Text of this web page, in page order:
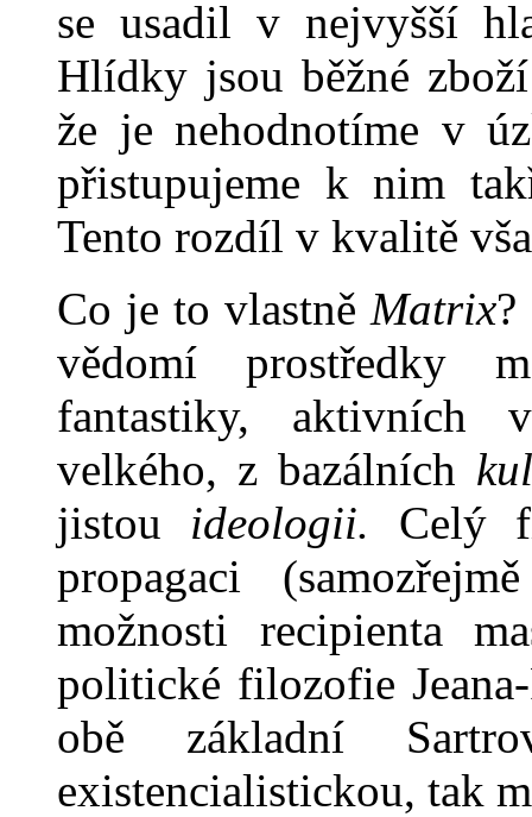
se usadil v nejvyšší
Hlídky jsou běžné
že je nehodnotíme v
přistupujeme k nim
Tento rozdíl v kvalitě
Co je to vlastněMatrix
vě­domí prostředky
fantastiky, ak­tivních
velkého, z bazálních
jistou ideologii. Celý
propagaci
možnosti recipienta
politické filozofie
obě základní
existencialistickou, tak